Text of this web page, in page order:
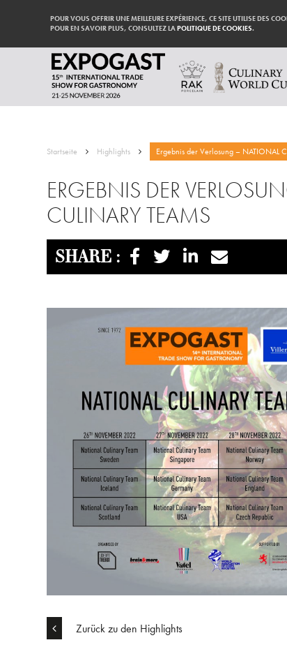
POUR VOUS OFFRIR UNE MEILLEURE EXPÉRIENCE, CE SITE UTILISE DES
POUR EN SAVOIR PLUS, CONSULTEZ LAPOLITIQUE DE COOKIES.
Startseite Highlights Ergebnis der Verlosung – NATIONAL
ERGEBNIS DER
CULINARY TEAMS
SHARE :
Zurück zu den Highlights